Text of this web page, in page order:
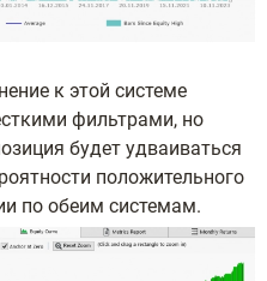
к этой системе
фильтрами, но
будет удваиваться
положительного
по обеим системам.